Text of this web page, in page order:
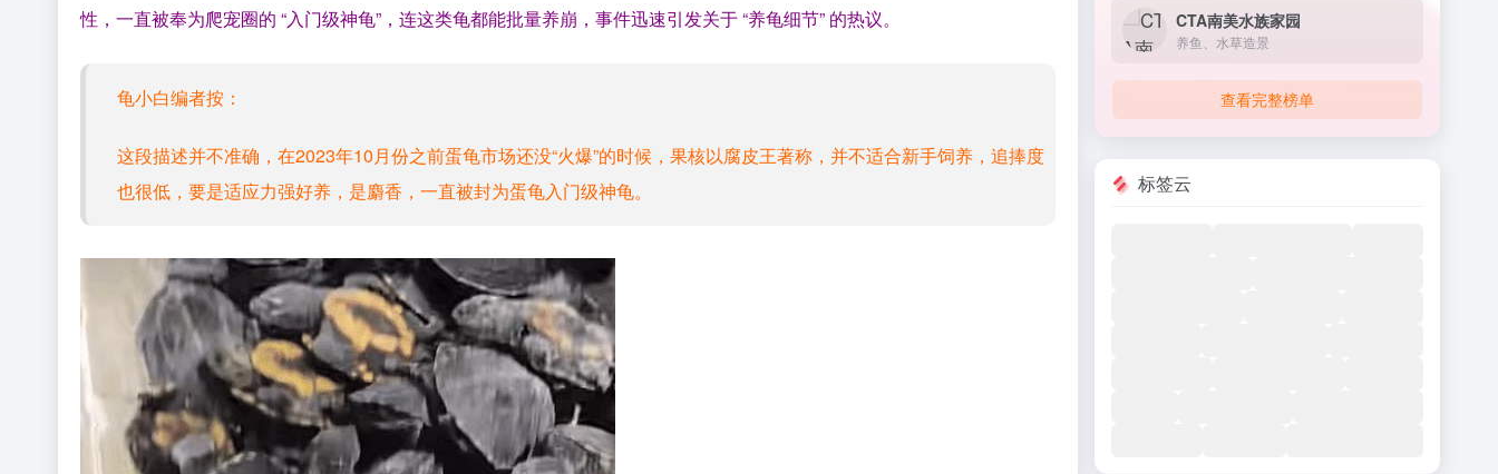
性，一直被奉为爬宠圈的 “入门级神龟”，连这类龟都能批量养崩，事件迅速引发关于 “养龟细节” 的热议。
龟小白编者按：
这段描述并不准确，在2023年10月份之前蛋龟市场还没“火爆”的时候，果核以腐皮王著称，并不适合新手饲养，追捧度
也很低，要是适应力强好养，是麝香，一直被封为蛋龟入门级神龟。
CTA南美水族家园
养鱼、水草造景
查看完整榜单
标签云